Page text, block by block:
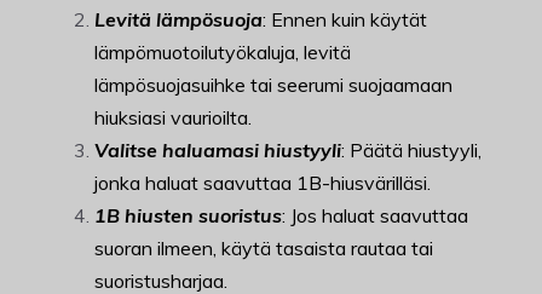
Levitä lämpösuoja: Ennen kuin käytät
lämpömuotoilutyökaluja, levitä
lämpösuojasuihke tai seerumi suojaamaan
hiuksiasi vaurioilta.
Valitse haluamasi hiustyyli: Päätä hiustyyli,
jonka haluat saavuttaa 1B-hiusvärilläsi.
1B hiusten suoristus: Jos haluat saavuttaa
suoran ilmeen, käytä tasaista rautaa tai
suoristusharjaa.